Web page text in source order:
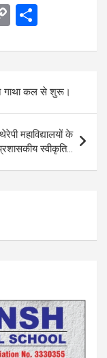
C
py
n
k
ar
e
गाथा कल से शुरू।
महाविद्यालयों के
स्वीकृति…